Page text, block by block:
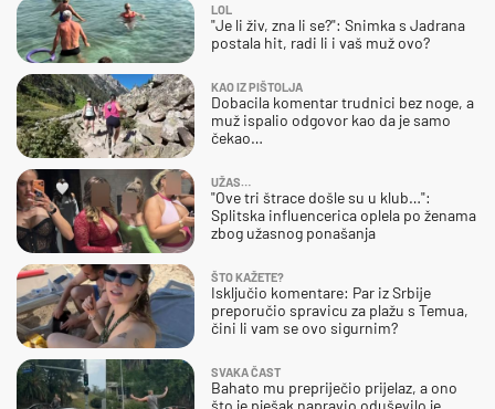
LOL
"Je li živ, zna li se?": Snimka s Jadrana
postala hit, radi li i vaš muž ovo?
KAO IZ PIŠTOLJA
Dobacila komentar trudnici bez noge, a
muž ispalio odgovor kao da je samo
čekao…
UŽAS…
"Ove tri štrace došle su u klub…":
Splitska influencerica oplela po ženama
zbog užasnog ponašanja
ŠTO KAŽETE?
Isključio komentare: Par iz Srbije
preporučio spravicu za plažu s Temua,
čini li vam se ovo sigurnim?
SVAKA ČAST
Bahato mu prepriječio prijelaz, a ono
što je pješak napravio oduševilo je